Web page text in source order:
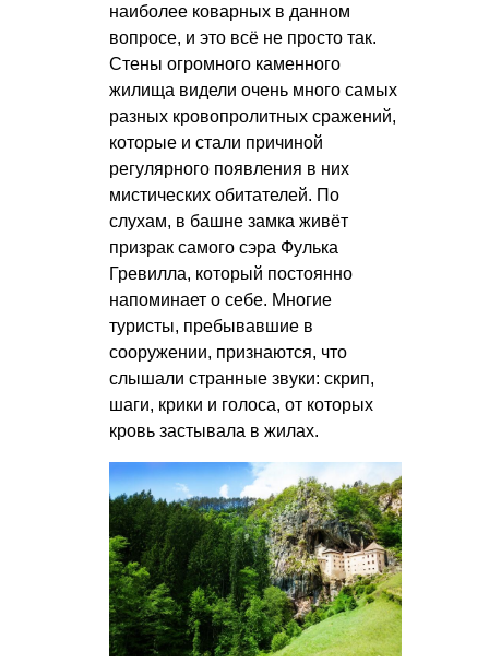
наиболее коварных в данном
вопросе, и это всё не просто так.
Стены огромного каменного
жилища видели очень много самых
разных кровопролитных сражений,
которые и стали причиной
регулярного появления в них
мистических обитателей. По
слухам, в башне замка живёт
призрак самого сэра Фулька
Гревилла, который постоянно
напоминает о себе. Многие
туристы, пребывавшие в
сооружении, признаются, что
слышали странные звуки: скрип,
шаги, крики и голоса, от которых
кровь застывала в жилах.